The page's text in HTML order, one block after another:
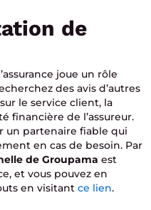
de
joue un rôle
des avis d’autres
le service client, la
financière de l’assureur.
un partenaire fiable qui
en cas de besoin. Par
de Groupama est
et vous pouvez en
en visitant ce lien.